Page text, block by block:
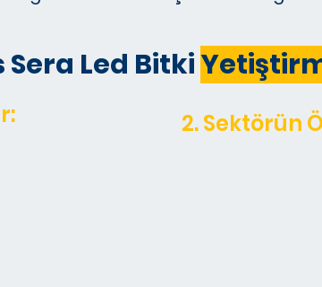
Led Bitki
2. Sektörün